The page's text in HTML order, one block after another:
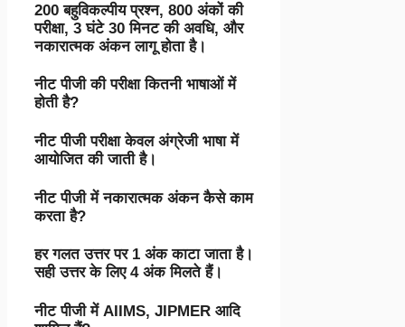
200 बहुविकल्पीय प्रश्न, 800 अंकों की
परीक्षा, 3 घंटे 30 मिनट की अवधि, और
नकारात्मक अंकन लागू होता है।
नीट पीजी की परीक्षा कितनी भाषाओं में
होती है?
नीट पीजी परीक्षा केवल अंग्रेजी भाषा में
आयोजित की जाती है।
नीट पीजी में नकारात्मक अंकन कैसे काम
करता है?
हर गलत उत्तर पर 1 अंक काटा जाता है।
सही उत्तर के लिए 4 अंक मिलते हैं।
नीट पीजी में AIIMS, JIPMER आदि